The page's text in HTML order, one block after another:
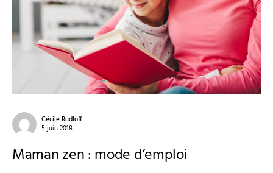
Cécile Rudloff
5 juin 2018
Maman zen : mode d’emploi